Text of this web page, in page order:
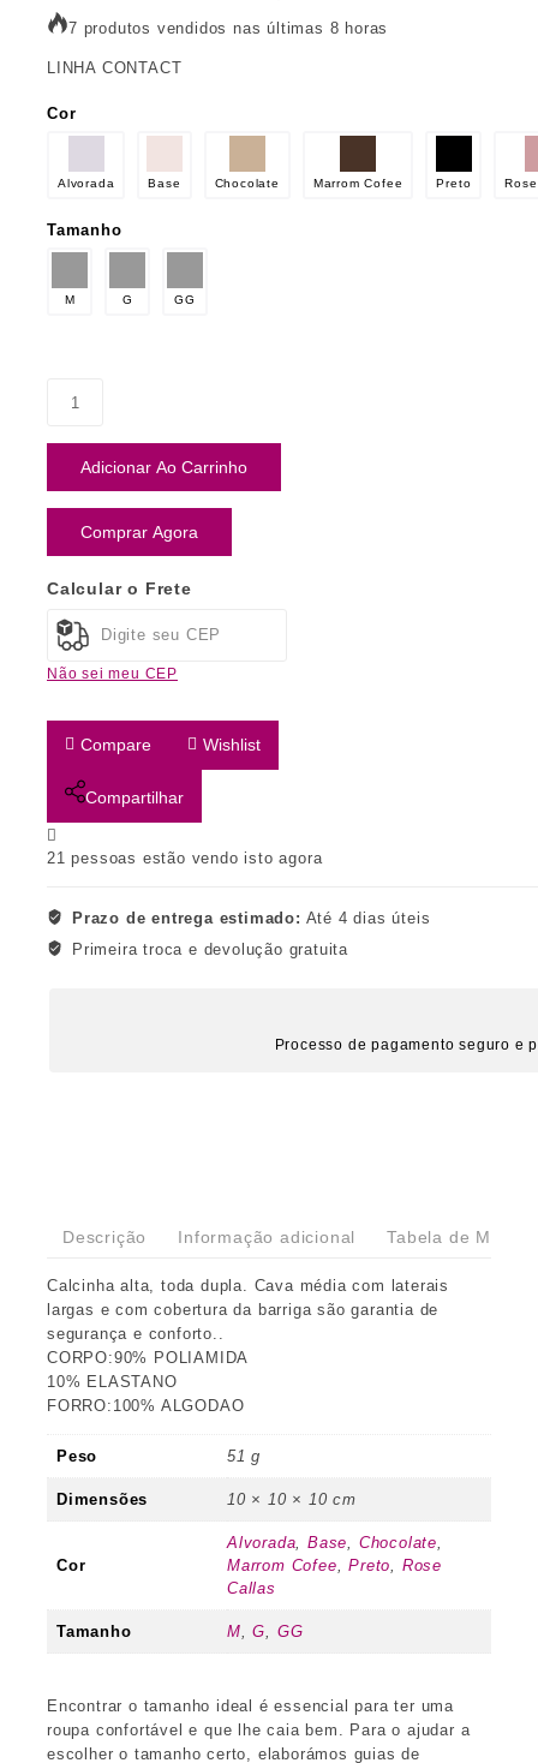
7 produtos vendidos nas últimas 8 horas
LINHA CONTACT
Cor
Alvorada Base Chocolate Marrom Cofee Preto
Tamanho
M G GG
Adicionar Ao Carrinho
Comprar Agora
Calcular o Frete
Não sei meu CEP
Compare Wishlist
Compartilhar
21 pessoas estão vendo isto agora
Prazo de entrega estimado: Até 4 dias úteis
Primeira troca e devolução gratuita
Processo de pagamento seguro e
Descrição Informação adicional Tabela de
Calcinha alta, toda dupla. Cava média com laterais
largas e com cobertura da barriga são garantia de
segurança e conforto..
CORPO:90% POLIAMIDA
10% ELASTANO
FORRO:100% ALGODAO
Peso 51 g
Dimensões 10 × 10 × 10 cm
Cor
Alvorada,Base, Chocolate,
Marrom Cofee,Preto, Rose
Callas
Tamanho M,G, GG
Encontrar o tamanho ideal é essencial para ter uma
roupa confortável e que lhe caia bem. Para o ajudar a
escolher o tamanho certo, elaborámos guias de